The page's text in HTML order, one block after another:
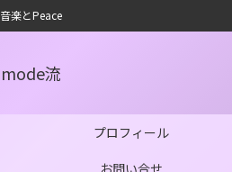
音楽とPeace
mode流
プロフィール
お問い合せ